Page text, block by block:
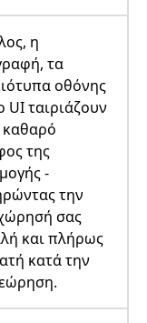
η
τα
οθόνης
UI ταιριάζουν
καθαρό
της
-
την
σας
και πλήρως
κατά την